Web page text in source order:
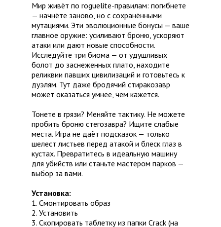
Мир живёт по roguelite-правилам: погибнете
— начнёте заново, но с сохранёнными
мутациями. Эти эволюционные бонусы — ваше
главное оружие: усиливают броню, ускоряют
атаки или дают новые способности.
Исследуйте три биома — от удушливых
болот до заснеженных плато, находите
реликвии павших цивилизаций и готовьтесь к
дуэлям. Тут даже бродячий стиракозавр
может оказаться умнее, чем кажется.
Тонете в грязи? Меняйте тактику. Не можете
пробить броню стегозавра? Ищите слабые
места. Игра не даёт подсказок — только
шелест листьев перед атакой и блеск глаз в
кустах. Превратитесь в идеальную машину
для убийств или станьте мастером парков —
выбор за вами.
Установка:
1. Смонтировать образ
2. Установить
3. Скопировать таблетку из папки Crack (на